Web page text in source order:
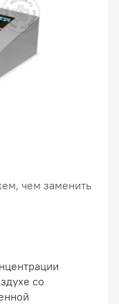
со
чем заменить